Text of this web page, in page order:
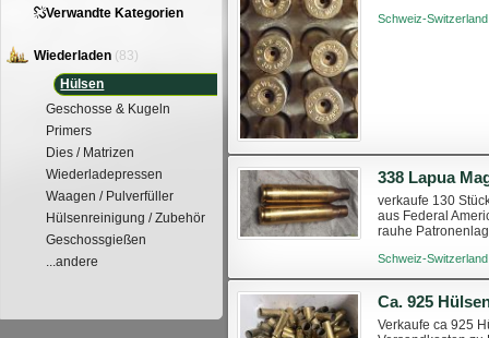
Schweiz-
338 Lapua
verkaufe 130
aus Federal
rauhe
Schweiz-
Ca. 925
Verkaufe ca 925
Verwandte Kategorien
Wiederladen (83)
Hülsen
Geschosse & Kugeln
Primers
Dies / Matrizen
Wiederladepressen
Waagen / Pulverfüller
Hülsenreinigung / Zubehör
Geschossgießen
...andere